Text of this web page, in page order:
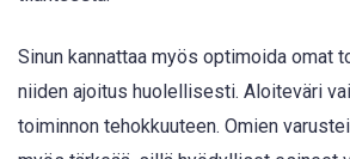
Sinun kannattaa myös optimoida omat
niiden ajoitus huolellisesti. Aloiteväri
toiminnon tehokkuuteen. Omien